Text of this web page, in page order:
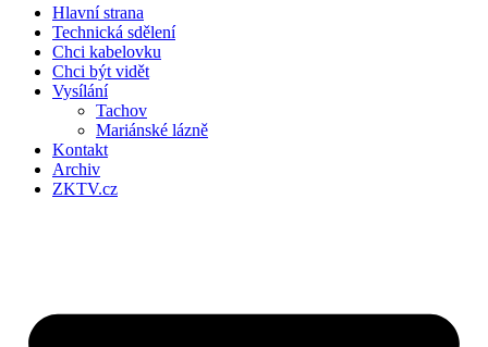
Hlavní strana
Technická sdělení
Chci kabelovku
Chci být vidět
Vysílání
Tachov
Mariánské lázně
Kontakt
Archiv
ZKTV.cz